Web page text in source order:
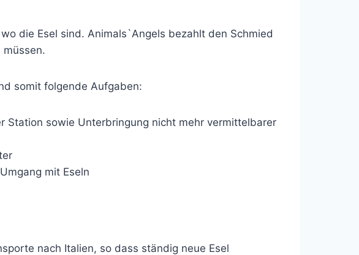
die Esel sind. Animals`Angels bezahlt den Schmied
somit folgende Aufgaben:
Station sowie Unterbringung nicht mehr vermittelbarer
mit Eseln
nach Italien, so dass ständig neue Esel